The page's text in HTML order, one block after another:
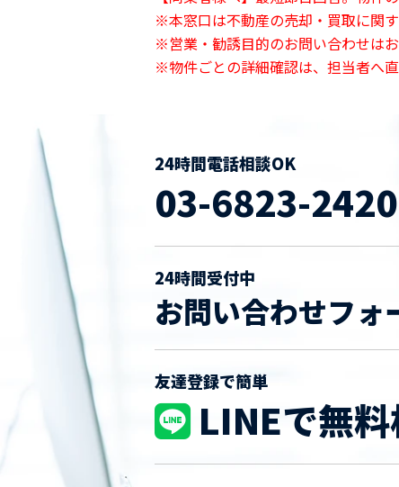
※本窓口は不動産の売却・買取に関す
※営業・勧誘目的のお問い合わせはお
※物件ごとの詳細確認は、担当者へ直
24時間電話相談OK
03-6823-2420
24時間受付中
お問い合わせフォ
友達登録で簡単
LINEで無料